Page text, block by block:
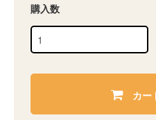
購入数
カー